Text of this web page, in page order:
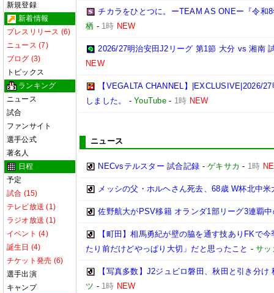
新規登録
新着情報
プレスリリース (6)
ニュース (7)
ブログ (3)
トピックス
ランキング
ニュース
試合
ファンサイト
選手公式
著名人
日程
予定
試合 (15)
テレビ放送 (1)
ラジオ放送 (1)
イベント (4)
誕生日 (4)
チケット発売 (6)
選手出演
キャンプ
チカラをひとつに。ーTEAM AS ONEー『令和
栖 - 1時 NEW
2026/27明治安田J2リーグ 第1節 大分 vs 湘南
NEW
【VEGALTA CHANNEL】|EXCLUSIVE|2026/
しました。
-YouTube - 1時 NEW
ニュース
NECvsテルスター 試合記録 -ゲキサカ - 1時
メッシの父・ホルヘさん死去、68歳 W杯北中
佐野航大がPSV移籍 オランダ1部リーグ3連覇
【町田】相馬勇紀が壁の脇を通す技ありFKで
たり前だけどやっぱり大切」だと思ったこと -サッ
【写真多数】J2ジュビロ磐田、秋田と引き分
ツ - 1時 NEW